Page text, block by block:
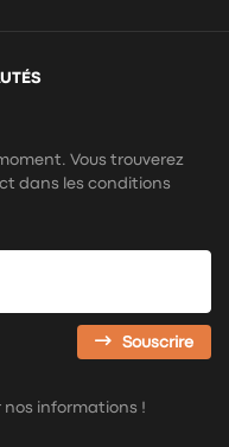
Vous trouverez
dans les conditions
Souscrire
nos informations !